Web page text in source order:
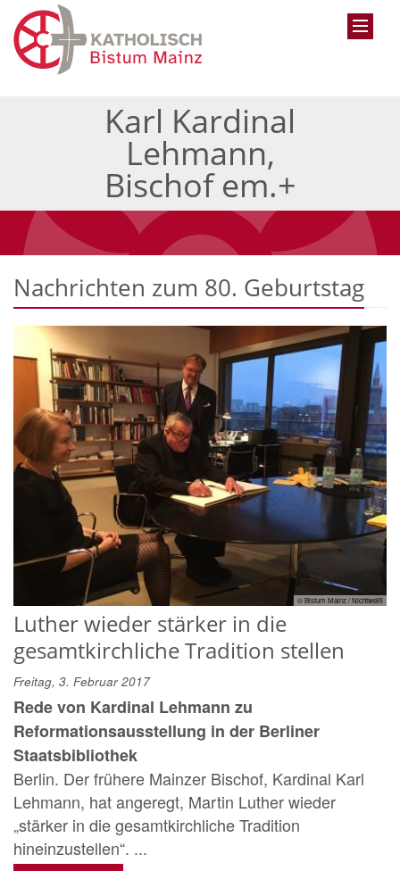
Karl Kardinal
Lehmann,
Bischof em.+
Nachrichten zum 80. Geburtstag
© Bistum Mainz / Nichtweiß
Luther wieder stärker in die
gesamtkirchliche Tradition stellen
Freitag, 3. Februar 2017
Rede von Kardinal Lehmann zu
Reformationsausstellung in der Berliner
Staatsbibliothek
Berlin. Der frühere Mainzer Bischof, Kardinal Karl
Lehmann, hat angeregt, Martin Luther wieder
„stärker in die gesamtkirchliche Tradition
hineinzustellen“. ...